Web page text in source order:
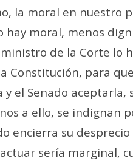
la moral en nuestro
moral, menos
de la Corte lo
Constitución, para
el Senado aceptarla,
a ello, se indignan
encierra su
sería marginal,